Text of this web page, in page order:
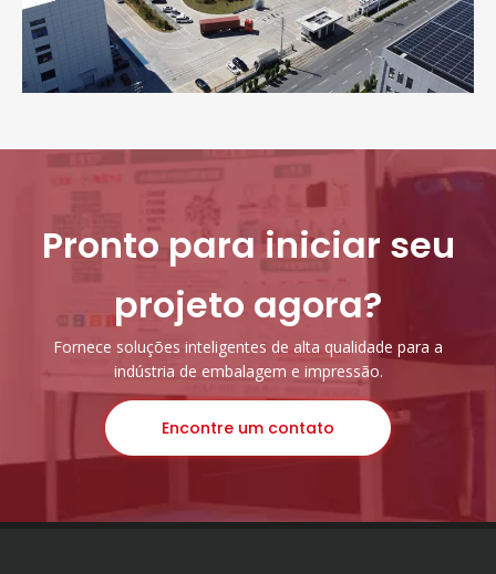
Pronto para iniciar seu
projeto agora?
Fornece soluções inteligentes de alta qualidade para a
indústria de embalagem e impressão.
Encontre um contato